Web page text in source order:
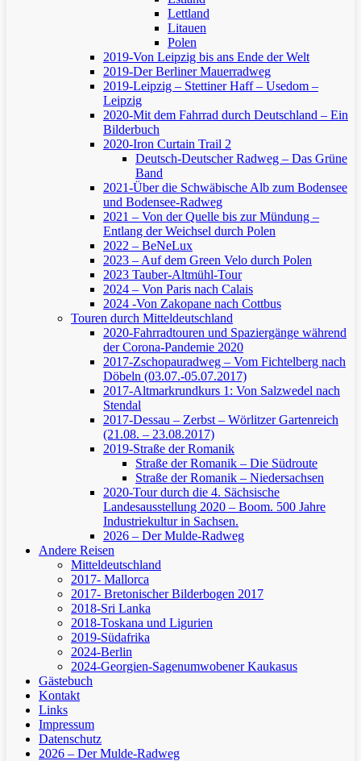
Lettland
Litauen
Polen
2019-Von Leipzig bis ans Ende der Welt
2019-Der Berliner Mauerradweg
2019-Leipzig – Stettiner Haff – Usedom –
Leipzig
2020-Mit dem Fahrrad durch Deutschland – Ein
Bilderbuch
2020-Iron Curtain Trail 2
Deutsch-Deutscher Radweg – Das Grüne
Band
2021-Über die Schwäbische Alb zum Bodensee
und Bodensee-Radweg
2021 – Von der Quelle bis zur Mündung –
Entlang der Weichsel durch Polen
2022 – BeNeLux
2023 – Auf dem Green Velo durch Polen
2023 Tauber-Altmühl-Tour
2024 – Von Paris nach Calais
2024 -Von Zakopane nach Cottbus
Touren durch Mitteldeutschland
2020-Fahrradtouren und Spaziergänge während
der Corona-Pandemie 2020
2017-Zschopauradweg – Vom Fichtelberg nach
Döbeln (03.07.-05.07.2017)
2017-Altmarkrundkurs 1: Von Salzwedel nach
Stendal
2017-Dessau – Zerbst – Wörlitzer Gartenreich
(21.08. – 23.08.2017)
2019-Straße der Romanik
Straße der Romanik – Die Südroute
Straße der Romanik – Niedersachsen
2020-Tour durch die 4. Sächsische
Landesausstellung 2020 – Boom. 500 Jahre
Industriekultur in Sachsen.
2026 – Der Mulde-Radweg
Andere Reisen
Mitteldeutschland
2017- Mallorca
2017- Bretonischer Bilderbogen 2017
2018-Sri Lanka
2018-Toskana und Ligurien
2019-Südafrika
2024-Berlin
2024-Georgien-Sagenumwobener Kaukasus
Gästebuch
Kontakt
Links
Impressum
Datenschutz
2026 – Der Mulde-Radweg